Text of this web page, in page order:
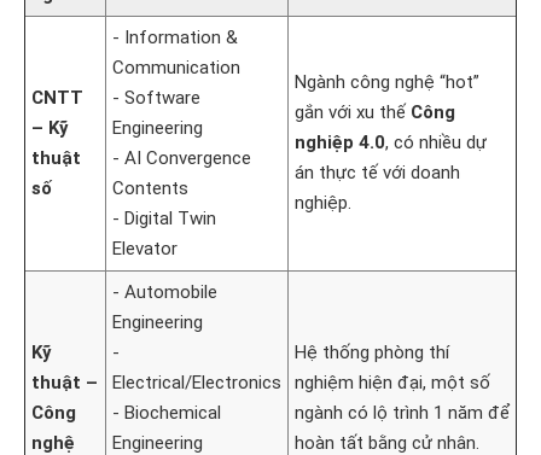
CNTT
– Kỹ
thuật
số
- Information &
Communication
- Software
Engineering
- AI Convergence
Contents
- Digital Twin
Elevator
Ngành công nghệ “hot”
gắn với xu thế Công
nghiệp 4.0, có nhiều dự
án thực tế với doanh
nghiệp.
Kỹ
thuật –
Công
nghệ
- Automobile
Engineering
-
Electrical/Electronics
- Biochemical
Engineering
Hệ thống phòng thí
nghiệm hiện đại, một số
ngành có lộ trình 1 năm để
hoàn tất bằng cử nhân.